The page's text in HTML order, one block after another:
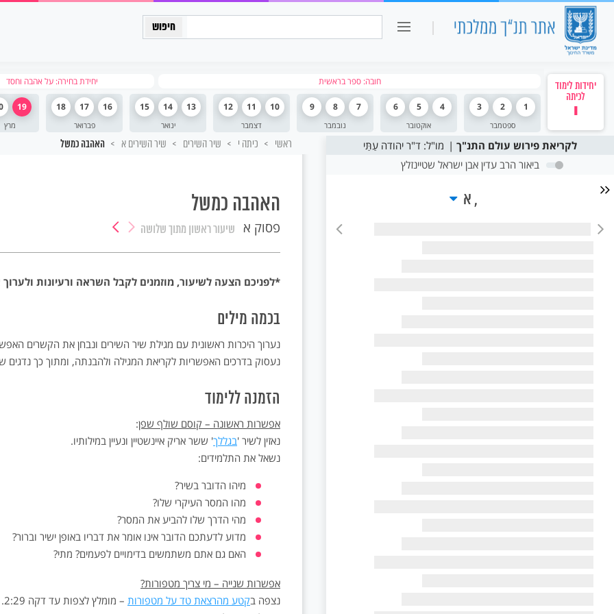
חיפוש:
כיתה ו כיתה יב
יחידות לימוד
לכיתה
י
חובה: ספר בראשית יחידת בחירה: על אהבה וחסד
ספטמבר
1
2
3
אוקטובר
4
5
6
נובמבר
7
8
9
דצמבר
10
11
12
ינואר
13
14
15
פברואר
16
17
18
מרץ
19
לקריאת פירוש עולם התנ"ך
מו"ל: ד"ר יהודה עַתַּי
ביאור הרב עדין אבן ישראל שטיינזלץ
א
ראשי כיתה י שיר השירים שיר השירים א האהבה כמשל
האהבה כמשל
פסוק א שיעור ראשון מתוך שלושה
*לפניכם הצעה לשיעור, מוזמנים לקבל השראה ורעיונות
בכמה מילים
נערוך היכרות ראשונית עם מגילת שיר השירים ונבחן את הקשרים
נעסוק בדרכים האפשריות לקריאת המגילה ולהבנתה, ומתוך כך נדגים
הזמנה ללימוד
אפשרות ראשונה – קוסם שולף שפן:
נאזין לשיר 'בגללך' ששר אריק איינשטיין ונעיין במילותיו.
נשאל את התלמידים:
מיהו הדובר בשיר?
מהו המסר העיקרי שלו?
מהי הדרך שלו להביע את המסר?
מדוע לדעתכם הדובר אינו אומר את דבריו באופן ישיר וברור?
האם גם אתם משתמשים בדימויים לפעמים? מתי?
אפשרות שנייה – מי צריך מטפורות?
נצפה בקטע מהרצאת טד על מטפורות – מומלץ לצפות עד דקה 2:29.